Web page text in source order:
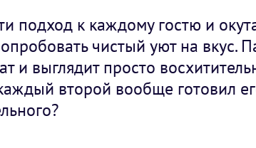
подход к каждому гостю и
чистый уют на вкус.
и выглядит просто
второй вообще готовил